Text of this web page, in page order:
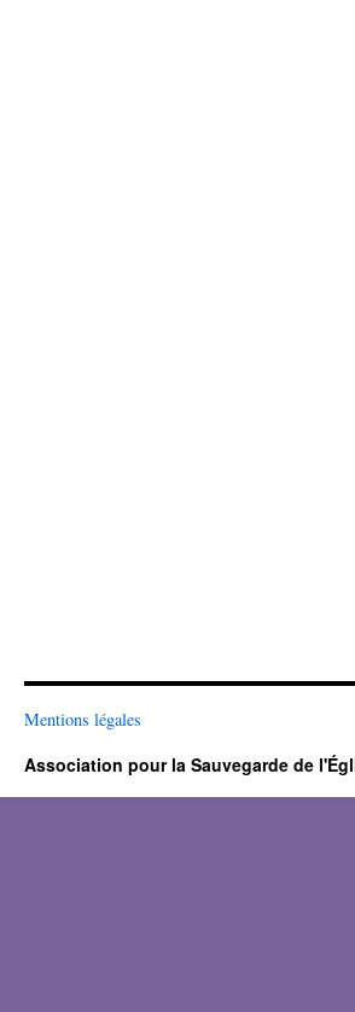
Mentions légales
Association pour la Sauvegarde de